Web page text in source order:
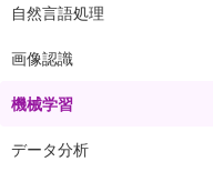
自然言語処理
画像認識
機械学習
データ分析